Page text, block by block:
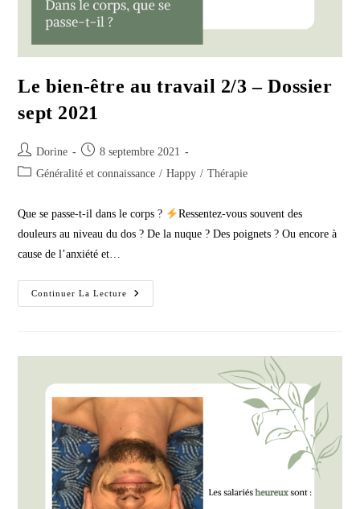
Le bien-être au travail 2/3 – Dossier
sept 2021
Auteur/autrice
de
Dorine
Publication
publiée :
8 septembre 2021
PostGénéralité et connaissance / Happy / Thérapie
Que se passe-t-il dans le corps ?
Ressentez-vous souvent des
douleurs au niveau du dos ? De la nuque ? Des poignets ? Ou encore à
cause de l’anxiété et…
Continuer La Lecture
Le
Bien-
Sept
2021